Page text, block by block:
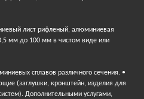
лист рифленый, алюминиевая
мм до 100 мм в чистом виде или
сплавов различного сечения. •
(заглушки, кронштейн, изделия для
Дополнительными услугами,